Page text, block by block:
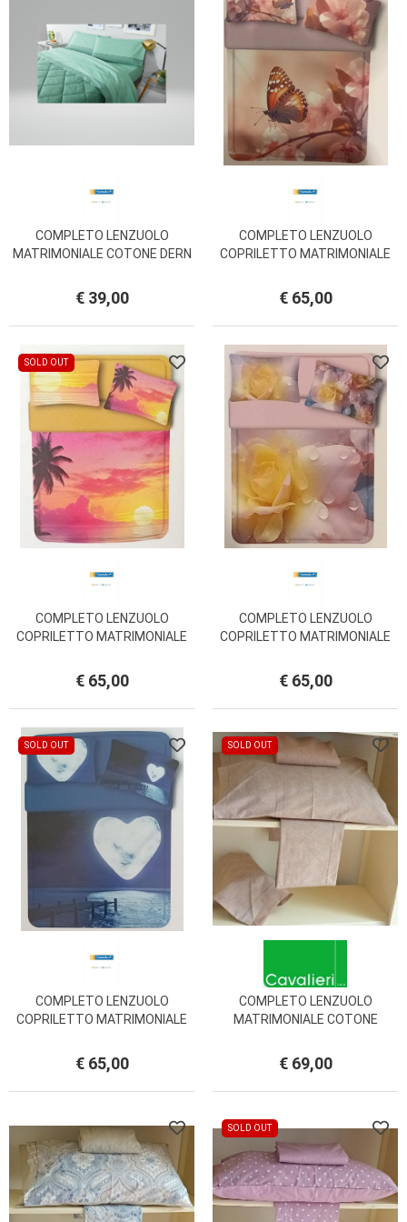
COMPLETO LENZUOLO
MATRIMONIALE COTONE DERN
€ 39,00
COMPLETO LENZUOLO
COPRILETTO MATRIMONIALE
€ 65,00
SOLD OUT
COMPLETO LENZUOLO
COPRILETTO MATRIMONIALE
BIANCALUNA
€ 65,00
COMPLETO LENZUOLO
COPRILETTO MATRIMONIALE
BIANCALUNA
€ 65,00
SOLD OUT
COMPLETO LENZUOLO
COPRILETTO MATRIMONIALE
BIANCALUNA
€ 65,00
SOLD OUT
COMPLETO LENZUOLO
MATRIMONIALE COTONE
€ 69,00
SOLD OUT